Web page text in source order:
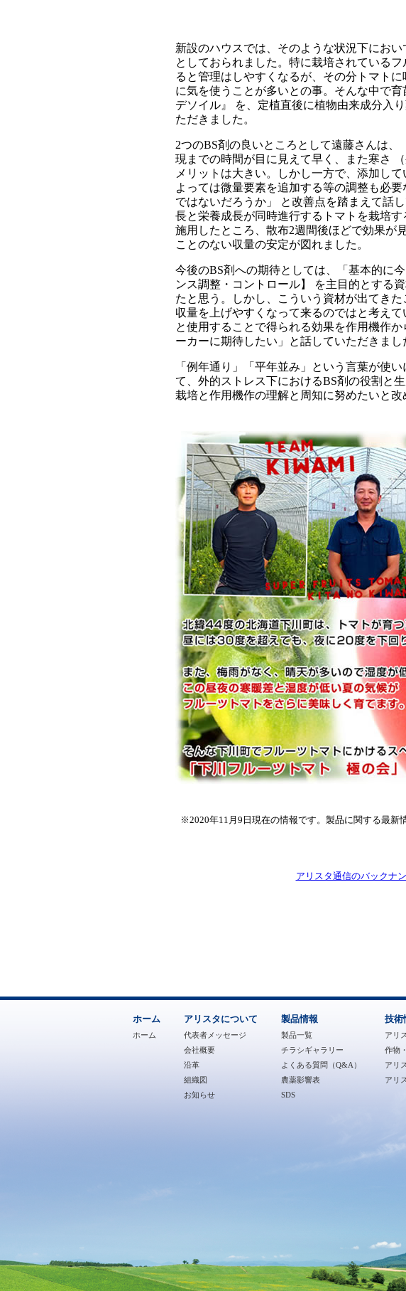
新設のハウスでは、そのような状況下にお
としておられました。特に栽培されている
ると管理はしやすくなるが、その分トマト
に気を使うことが多いとの事。そんな中で
デソイル』 を、定植直後に植物由来成分入
ただきました。
2つのBS剤の良いところとして遠藤さんは
現までの時間が目に見えて早く、また寒さ
メリットは大きい。しかし一方で、添加し
よっては微量要素を追加する等の調整も必
ではないだろうか」 と改善点を踏まえて話
長と栄養成長が同時進行するトマトを栽培
施用したところ、散布2週間後ほどで効果が
ことのない収量の安定が図れました。
今後のBS剤への期待としては、「基本的に
ンス調整・コントロール】 を主目的とする
たと思う。しかし、こういう資材が出てき
収量を上げやすくなって来るのではと考え
と使用することで得られる効果を作用機作
ーカーに期待したい」と話していただきまし
「例年通り」「平年並み」という言葉が使
て、外的ストレス下におけるBS剤の役割と
栽培と作用機作の理解と周知に努めたいと改
※2020年11月9日現在の情報です。製品に関する最新
アリスタ通信のバックナ
ホーム
ホーム
アリスタについて
代表者メッセージ
会社概要
沿革
組織図
お知らせ
製品情報
製品一覧
チラシギャラリー
よくある質問（Q&A）
農薬影響表
SDS
技術
アリ
作物
アリ
アリ